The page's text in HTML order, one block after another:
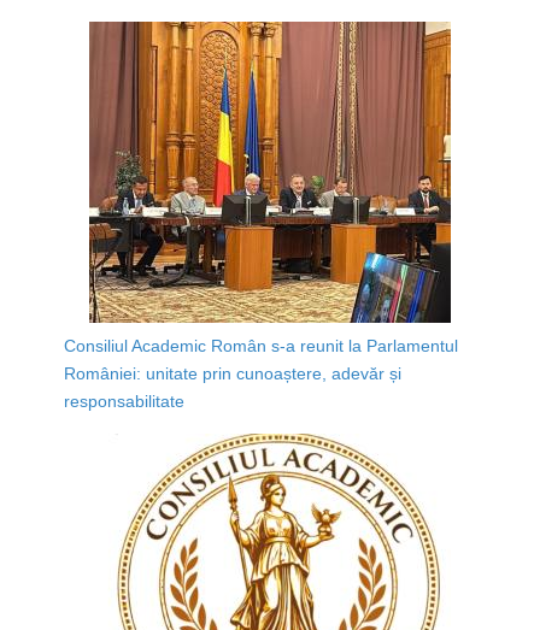
Consiliul Academic Român s-a reunit la Parlamentul
României: unitate prin cunoaștere, adevăr și
responsabilitate